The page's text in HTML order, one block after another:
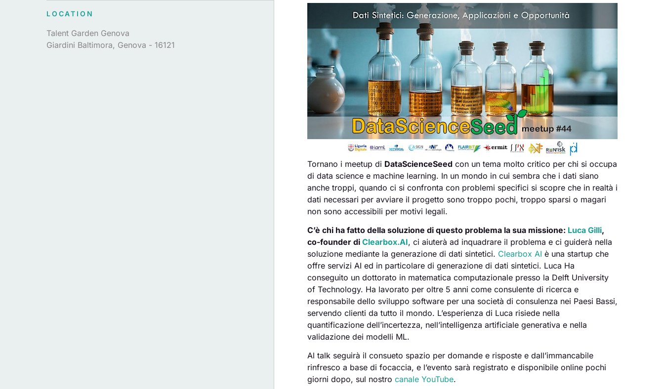
LOCATION
Talent Garden Genova
Giardini Baltimora, Genova - 16121
Tornano i meetup di DataScienceSeed con un tema molto critico per chi si occupa
di data science e machine learning. In un mondo in cui sembra che i dati siano
anche troppi, quando ci si confronta con problemi specifici si scopre che in realtà i
dati necessari per avviare il progetto sono troppo pochi, troppo sparsi o magari
non sono accessibili per motivi legali.
C’è chi ha fatto della soluzione di questo problema la sua missione: Luca Gilli,
co-founder di Clearbox.AI, ci aiuterà ad inquadrare il problema e ci guiderà nella
soluzione mediante la generazione di dati sintetici. Clearbox AI è una startup che
offre servizi AI ed in particolare di generazione di dati sintetici. Luca Ha
conseguito un dottorato in matematica computazionale presso la Delft University
of Technology. Ha lavorato per oltre 5 anni come consulente di ricerca e
responsabile dello sviluppo software per una società di consulenza nei Paesi Bassi,
servendo clienti da tutto il mondo. L’esperienza di Luca risiede nella
quantificazione dell’incertezza, nell’intelligenza artificiale generativa e nella
validazione dei modelli ML.
Al talk seguirà il consueto spazio per domande e risposte e dall’immancabile
rinfresco a base di focaccia, e l’evento sarà registrato e disponibile online pochi
giorni dopo, sul nostro canale YouTube.